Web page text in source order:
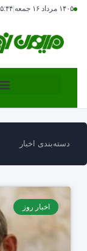
۱۴۰۵ مرداد ۱۶ جمعه
دسته‌بندی اخبار
اخبار روز